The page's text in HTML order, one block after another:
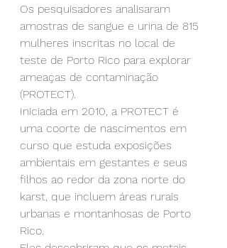
Os pesquisadores analisaram
amostras de sangue e urina de 815
mulheres inscritas no local de
teste de Porto Rico para explorar
ameaças de contaminação
(PROTECT).
Iniciada em 2010, a PROTECT é
uma coorte de nascimentos em
curso que estuda exposições
ambientais em gestantes e seus
filhos ao redor da zona norte do
karst, que incluem áreas rurais
urbanas e montanhosas de Porto
Rico.